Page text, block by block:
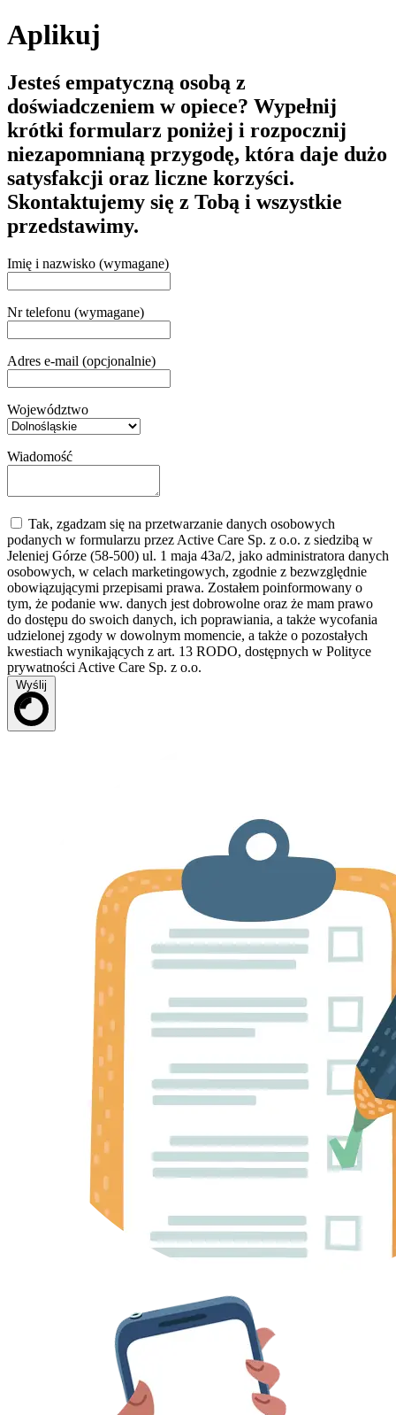
Aplikuj
Jesteś empatyczną osobą z
doświadczeniem w opiece? Wypełnij
krótki formularz poniżej i rozpocznij
niezapomnianą przygodę, która daje dużo
satysfakcji oraz liczne korzyści.
Skontaktujemy się z Tobą i wszystkie
przedstawimy.
Imię i nazwisko (wymagane)
Nr telefonu (wymagane)
Adres e-mail (opcjonalnie)
Województwo
Wiadomość
Tak, zgadzam się na przetwarzanie danych osobowych
podanych w formularzu przez Active Care Sp. z o.o. z siedzibą w
Jeleniej Górze (58-500) ul. 1 maja 43a/2, jako administratora danych
osobowych, w celach marketingowych, zgodnie z bezwzględnie
obowiązującymi przepisami prawa. Zostałem poinformowany o
tym, że podanie ww. danych jest dobrowolne oraz że mam prawo
do dostępu do swoich danych, ich poprawiania, a także wycofania
udzielonej zgody w dowolnym momencie, a także o pozostałych
kwestiach wynikających z art. 13 RODO, dostępnych w Polityce
prywatności Active Care Sp. z o.o.
Wyślij